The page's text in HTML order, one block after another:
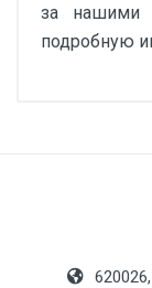
за нашими
подробную